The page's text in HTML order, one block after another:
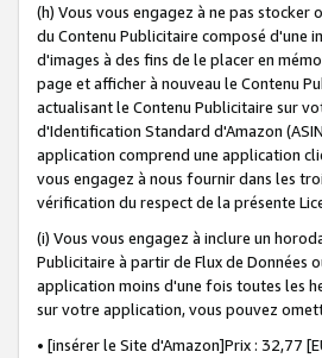
(h) Vous vous engagez à ne pas
du Contenu Publicitaire composé d'une
d'images à des fins de le placer en
page et afficher à nouveau le Contenu
actualisant le Contenu Publicitaire sur
d'Identification Standard d'Amazon
application comprend une application
vous engagez à nous fournir dans les
vérification du respect de la présente
(i) Vous vous engagez à inclure un
Publicitaire à partir de Flux de Données
application moins d'une fois toutes les
sur votre application, vous pouvez
• [insérer le Site d'Amazon]Prix : 32,77